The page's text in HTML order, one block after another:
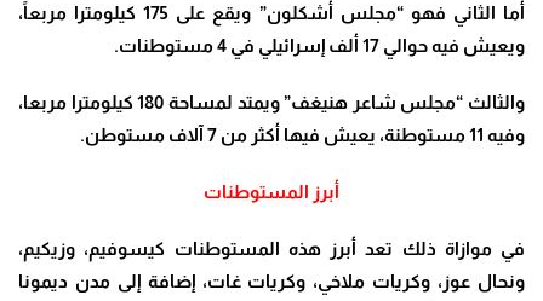
أما الثاني فهو “مجلس أشكلون” ويقع على 175 كيلومترا مربعاً،
ويعيش فيه حوالي 17 ألف إسرائيلي في 4 مستوطنات
.
والثالث “مجلس شاعر هنيغف” ويمتد لمساحة 180 كيلومترا مربعا،
وفيه 11 مستوطنة، يعيش فيها أكثر من 7 آلاف مستوطن
.
أبرز المستوطنات
في موازاة ذلك تعد أبرز هذه المستوطنات كيسوفيم، وزيكيم،
ونحال عوز، وكريات ملاخي، وكريات غات، إضافة إلى مدن ديمونا